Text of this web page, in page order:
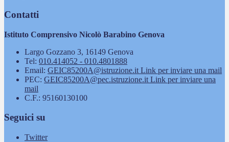
Contatti
Istituto Comprensivo Nicolò Barabino Genova
Largo Gozzano 3, 16149 Genova
Tel: 010.414052 - 010.4801888
Email: GEIC85200A@istruzione.it Link per inviare una mail
PEC: GEIC85200A@pec.istruzione.it Link per inviare una
mail
C.F.: 95160130100
Seguici su
Twitter